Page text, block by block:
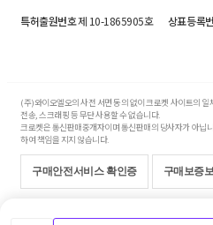
특허출원번호제 10-1865905호 상표등록
(주)와이오엘오의 사전 서면 동의 없이 크로켓 사이트의
전송, 스크래핑 등 무단 사용할 수 없습니다.
크로켓은 통신판매중개자이며 통신판매의 당사자가 아닙
하여 책임을 지지 않습니다.
구매안전서비스 확인증 구매보증